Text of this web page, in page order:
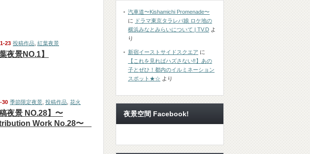
23 投稿作品 紅葉夜景
夜景NO.1】
30 季節限定夜景 投稿作品 花火
稿夜景 NO.28】〜
Work No.28〜
汽車道〜Kishamichi Promenade〜
に
ドラマ東京タラレバ娘 ロケ地の
横浜みなとみらいについて | TV.D よ
り
新宿イーストサイドスクエア に
【これを見ればハズさない‼︎】あの
子とぜひ！都内のイルミネーション
スポット★☆ より
夜景空間 Facebook!